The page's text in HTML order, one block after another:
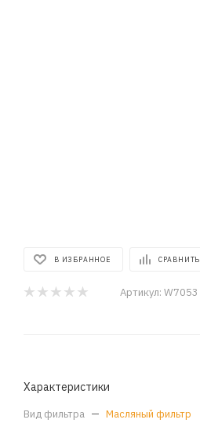
В ИЗБРАННОЕ СРАВНИТЬ
Артикул: W7053
Характеристики
Вид фильтра — Масляный фильтр